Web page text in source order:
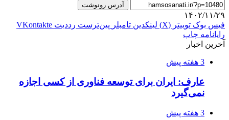
آدرس رونوشت
۱۴۰۲/۱۱/۲۹
فیس بوک توییتر (X) لینکدین ‫تامبلر ‫پین‌ترست ‫رددیت ‫VKontakte
رایانامه چاپ
آخرین اخبار
3 هفته پیش
عارف: ایران برای توسعه فناوری از کسی اجازه
نمی‌گیرد
3 هفته پیش